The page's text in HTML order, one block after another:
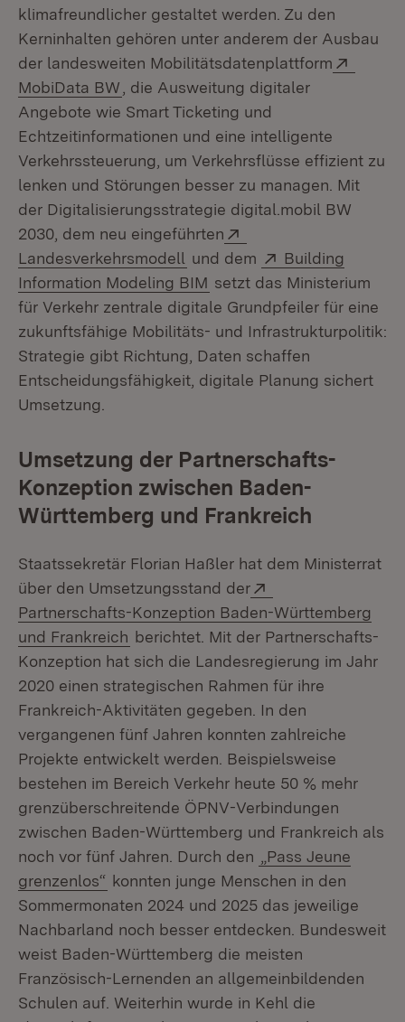
klimafreundlicher gestaltet werden. Zu den
Kerninhalten gehören unter anderem der Ausbau
der landesweiten Mobilitätsdatenplattform
MobiData BW (Öffnet in neuem Fenster)
, die Ausweitung digitaler
Angebote wie Smart Ticketing und
Echtzeitinformationen und eine intelligente
Verkehrssteuerung, um Verkehrsflüsse effizient zu
lenken und Störungen besser zu managen. Mit
der Digitalisierungsstrategie digital.mobil BW
2030, dem neu eingeführten
Landesverkehrsmodell (Öffnet in neuem Fenster)
und dem Extern:
Building
Information Modeling BIM (Öffnet in neuem Fenster)
setzt das Ministerium
für Verkehr zentrale digitale Grundpfeiler für eine
zukunftsfähige Mobilitäts- und Infrastrukturpolitik:
Strategie gibt Richtung, Daten schaffen
Entscheidungsfähigkeit, digitale Planung sichert
Umsetzung.
Umsetzung der Partnerschafts-
Konzeption zwischen Baden-
Württemberg und Frankreich
Staatssekretär Florian Haßler hat dem Ministerrat
über den Umsetzungsstand der
Partnerschafts-Konzeption Baden-Württemberg
und Frankreich (Öffnet in neuem Fenster)
berichtet. Mit der Partnerschafts-
Konzeption hat sich die Landesregierung im Jahr
2020 einen strategischen Rahmen für ihre
Frankreich-Aktivitäten gegeben. In den
vergangenen fünf Jahren konnten zahlreiche
Projekte entwickelt werden. Beispielsweise
bestehen im Bereich Verkehr heute 50 % mehr
grenzüberschreitende ÖPNV-Verbindungen
zwischen Baden-Württemberg und Frankreich als
noch vor fünf Jahren. Durch den
„Pass Jeune
grenzenlos“ konnten junge Menschen in den
Sommermonaten 2024 und 2025 das jeweilige
Nachbarland noch besser entdecken. Bundesweit
weist Baden-Württemberg die meisten
Französisch-Lernenden an allgemeinbildenden
Schulen auf. Weiterhin wurde in Kehl die